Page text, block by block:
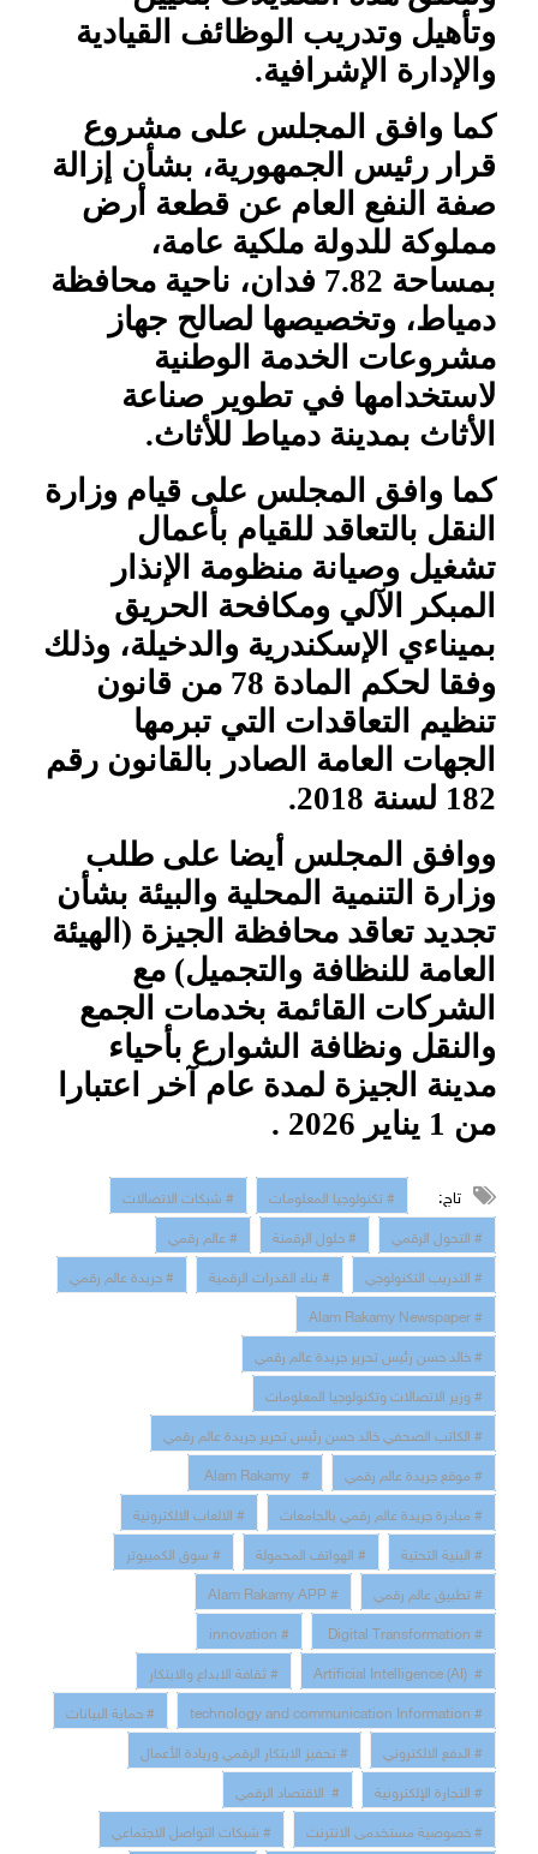
وتأهيل وتدريب الوظائف القيادية
والإدارة الإشرافية.
كما وافق المجلس على مشروع
قرار رئيس الجمهورية، بشأن إزالة
صفة النفع العام عن قطعة أرض
مملوكة للدولة ملكية عامة،
بمساحة 7.82 فدان، ناحية محافظة
دمياط، وتخصيصها لصالح جهاز
مشروعات الخدمة الوطنية
لاستخدامها في تطوير صناعة
الأثاث بمدينة دمياط للأثاث.
كما وافق المجلس على قيام وزارة
النقل بالتعاقد للقيام بأعمال
تشغيل وصيانة منظومة الإنذار
المبكر الآلي ومكافحة الحريق
بميناءي الإسكندرية والدخيلة، وذلك
وفقا لحكم المادة 78 من قانون
تنظيم التعاقدات التي تبرمها
الجهات العامة الصادر بالقانون رقم
182 لسنة 2018.
ووافق المجلس أيضا على طلب
وزارة التنمية المحلية والبيئة بشأن
تجديد تعاقد محافظة الجيزة (الهيئة
العامة للنظافة والتجميل) مع
الشركات القائمة بخدمات الجمع
والنقل ونظافة الشوارع بأحياء
مدينة الجيزة لمدة عام آخر اعتبارا
من 1 يناير 2026 .
تاج: # تكنولوجيا المعلومات
# شبكات الاتصالات
# التحول الرقمي
# حلول الرقمنة
# عالم رقمي
# التدريب التكنولوجي
# بناء القدرات الرقمية
# جريدة عالم رقمي
# Alam Rakamy Newspaper
# خالد حسن رئيس تحرير جريدة عالم رقمي
# وزير الاتصالات وتكنولوجيا المعلومات
# الكاتب الصحفي خالد حسن رئيس تحرير جريدة عالم رقمي
# موقع جريدة عالم رقمي
# Alam Rakamy
# مبادرة جريدة عالم رقمي بالجامعات
# الالعاب الالكترونية
# البنية التحتية
# الهواتف المحمولة
# سوق الكمبيوتر
# تطبيق عالم رقمي
# Alam Rakamy APP
# Digital Transformation
# innovation
# Artificial Intelligence (AI)
# ثقافة الابداع والابتكار
# technology and communication Information
# حماية البيانات
# الدفع الالكتروني
# تحفيز الابتكار الرقمي وريادة الأعمال
# التجارة الإلكترونية
# الاقتصاد الرقمي
# خصوصية مستخدمى الانترنت
# شبكات التواصل الاجتماعي